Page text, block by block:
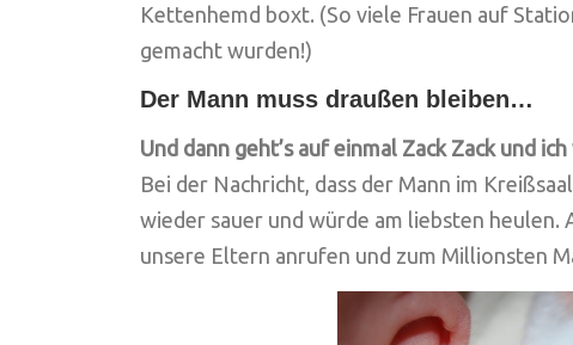
Kettenhemd boxt. (So viele Frauen auf
gemacht wurden!)
Der Mann muss draußen bleiben…
Und dann geht’s auf einmal Zack Zack und
Bei der Nachricht, dass der Mann im
wieder sauer und würde am liebsten heulen.
unsere Eltern anrufen und zum Millionsten